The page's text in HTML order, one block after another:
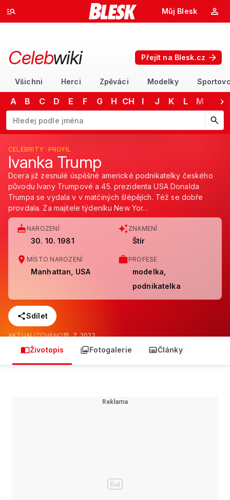
Můj Blesk
Celebwiki Přejít na Blesk.cz
Všichni Herci Zpěváci Modelky
A B C D E F G H CH I J K L M
Začněte psát jméno. Šipkami dolů a nahoru procházejte návrhy,
CELEBRITY · PROFIL
Ivanka Trump
Dcera již zesnulé úspěšné americké podnikatelky českého
původu Ivany Trumpové a 45. prezidenta USA Donalda
Trumpa se vydala v v matčiných šlépějích. Též se dobře
provdala. Za majitele týdeníku New Yor…
NAROZENÍ
30. 10. 1981
ZNAMENÍ
Štír
MÍSTO NAROZENÍ
Manhattan, USA
PROFESE
modelka,
podnikatelka
Sdílet
AKTUALIZOVÁNO15. 7. 2022
Životopis Fotogalerie Články